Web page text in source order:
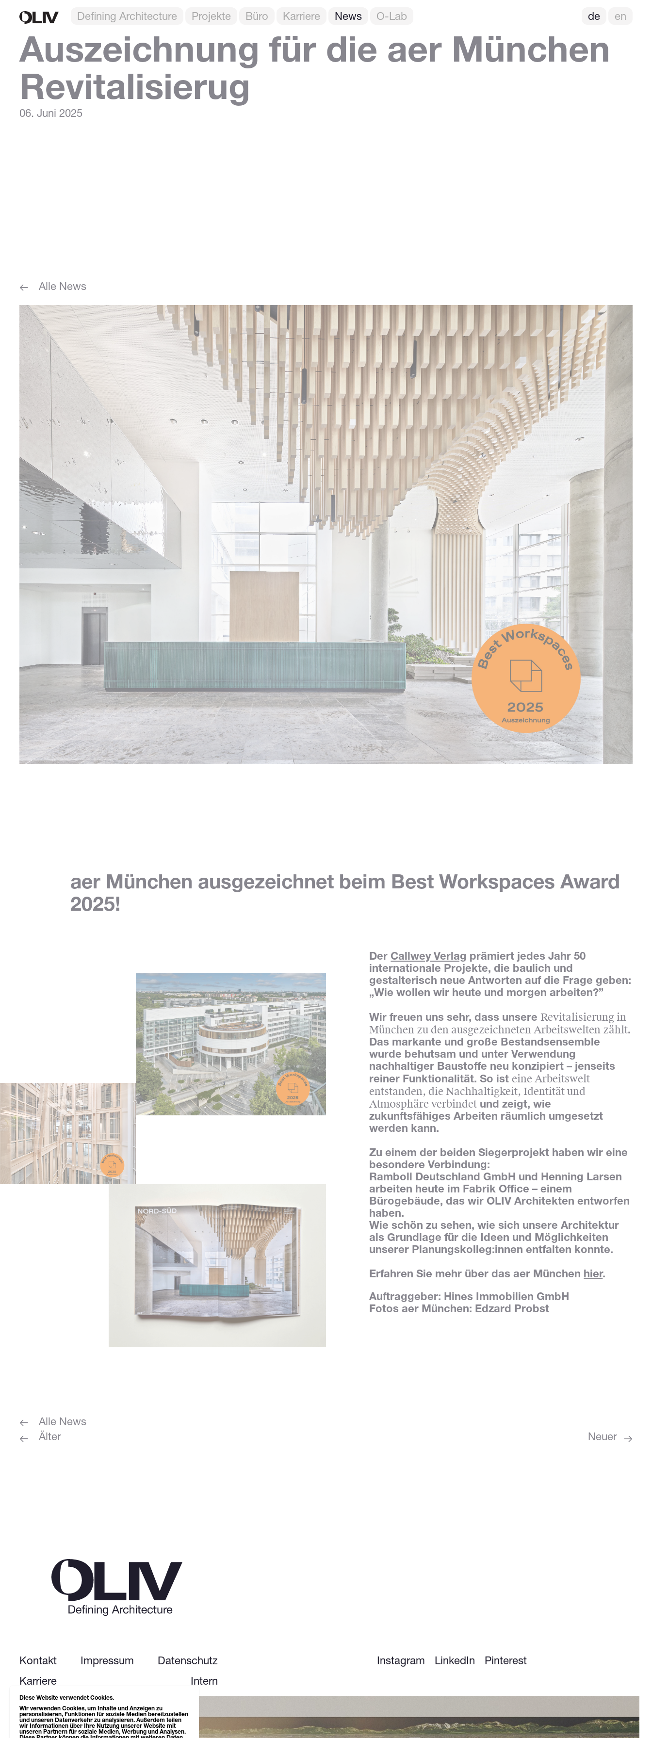
Defining Architecture Projekte Büro Karriere News O-Lab de en
Auszeichnung für die aer München
Revitalisierug
06. Juni 2025
Alle News
aer München ausgezeichnet beim Best Workspaces Award
2025!
Der Callwey Verlag prämiert jedes Jahr 50
internationale Projekte, die baulich und
gestalterisch neue Antworten auf die Frage geben:
„Wie wollen wir heute und morgen arbeiten?”
Wir freuen uns sehr, dass unsere Revitalisierung in
München zu den ausgezeichneten Arbeitswelten zählt.
Das markante und große Bestandsensemble
wurde behutsam und unter Verwendung
nachhaltiger Baustoffe neu konzipiert – jenseits
reiner Funktionalität. So ist eine Arbeitswelt
entstanden, die Nachhaltigkeit, Identität und
Atmosphäre verbindet und zeigt, wie
zukunftsfähiges Arbeiten räumlich umgesetzt
werden kann.
Zu einem der beiden Siegerprojekt haben wir eine
besondere Verbindung:
Ramboll Deutschland GmbH und Henning Larsen
arbeiten heute im Fabrik Office – einem
Bürogebäude, das wir OLIV Architekten entworfen
haben.
Wie schön zu sehen, wie sich unsere Architektur
als Grundlage für die Ideen und Möglichkeiten
unserer Planungskolleg:innen entfalten konnte.
Erfahren Sie mehr über das aer München hier.
Auftraggeber: Hines Immobilien GmbH
Fotos aer München: Edzard Probst
Alle News
Älter
Neuer
Kontakt Impressum
Datenschutz
Karriere
Intern
Instagram LinkedIn Pinterest
Next up: Life Science Campus
Diese Website verwendet Cookies.
Wir verwenden Cookies, um Inhalte und Anzeigen zu
personalisieren, Funktionen für soziale Medien bereitzustellen
und unseren Datenverkehr zu analysieren. Außerdem teilen
wir Informationen über Ihre Nutzung unserer Website mit
unseren Partnern für soziale Medien, Werbung und Analysen.